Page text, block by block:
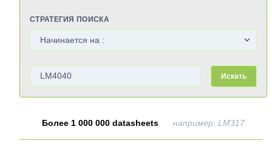
СТРАТЕГИЯ ПОИСКА
Искать
Более 1 000 000 datasheets например: LM317